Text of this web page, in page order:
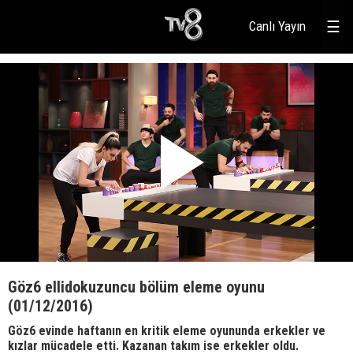
☰
Canlı Yayın
Göz6 ellidokuzuncu bölüm eleme oyunu
(01/12/2016)
Göz6 evinde haftanın en kritik eleme oyununda erkekler ve
kızlar mücadele etti. Kazanan takım ise erkekler oldu.